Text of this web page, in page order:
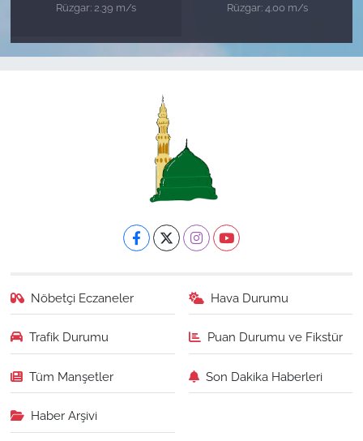
Rüzgar: 2.39 m/s
Rüzgar: 4.00 m/s
Nöbetçi Eczaneler Hava Durumu
Trafik Durumu Puan Durumu ve Fikstür
Tüm Manşetler Son Dakika Haberleri
Haber Arşivi